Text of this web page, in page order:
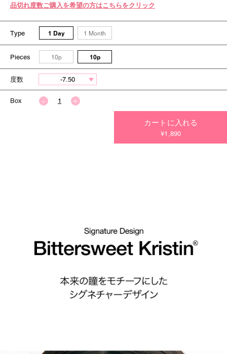
品切れ度数ご購入を希望の方はこちらをクリック
Type 1 Day 1 Month
Pieces 10p 10p
度数
Box
カートに入れる
¥1,890